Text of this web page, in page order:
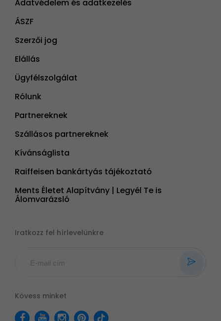
Adatvédelem és adatkezelés
ÁSZF
Szerzői jog
Elállás
Ügyfélszolgálat
Rólunk
Partnereknek
Szállásos partnereknek
Kívánságlista
Raiffeisen bankártyás tájékoztató
Ments Életet Alapítvány | Legyél Te is
Álomvarázsló
Iratkozz fel hírlevelünkre
Kövess minket